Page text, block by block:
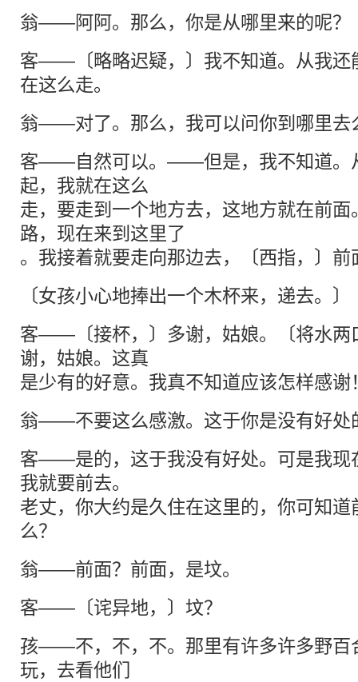
翁——阿阿。那么，你是从哪里来的呢？
客——〔略略迟疑，〕我不知道。从我还
在这么走。
翁——对了。那么，我可以问你到哪里去
客——自然可以。——但是，我不知道。
起，我就在这么
走，要走到一个地方去，这地方就在前
路，现在来到这里了
。我接着就要走向那边去，〔西指，〕前
〔女孩小心地捧出一个木杯来，递去。〕
客——〔接杯，〕多谢，姑娘。〔将水两
谢，姑娘。这真
是少有的好意。我真不知道应该怎样感谢
翁——不要这么感激。这于你是没有好处
客——是的，这于我没有好处。可是我现
我就要前去。
老丈，你大约是久住在这里的，你可知
么？
翁——前面？前面，是坟。
客——〔诧异地，〕坟？
孩——不，不，不。那里有许多许多野百
玩，去看他们